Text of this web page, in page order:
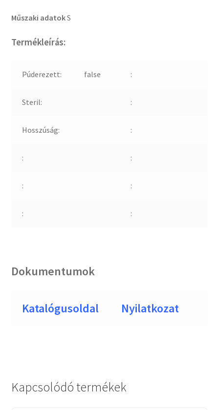
Műszaki adatokS
Termékleírás:
Púderezett: false :
Steril: :
Hosszúság: :
: :
: :
: :
Dokumentumok
Katalógusoldal Nyilatkozat
Kapcsolódó termékek